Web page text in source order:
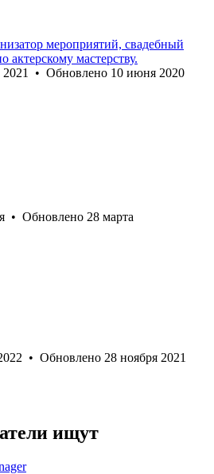
мероприятий, свадебный
актерскому мастерству.
• Обновлено 10 июня 2020
• Обновлено 28 марта
• Обновлено 28 ноября 2021
ищут